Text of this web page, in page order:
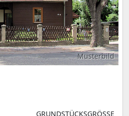
Musterbild
GRUNDSTÜCKSGRÖSSE C